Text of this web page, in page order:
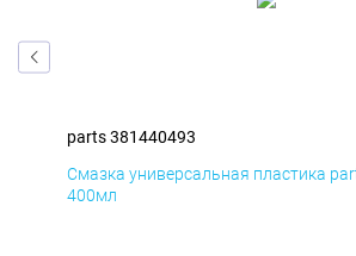
parts 381440493
Смазка универсальная пластика
400мл